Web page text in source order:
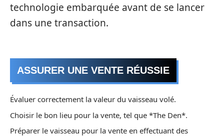
technologie embarquée avant de se lancer
dans une transaction.
ASSURER UNE VENTE RÉUSSIE
Évaluer correctement la valeur du vaisseau volé.
Choisir le bon lieu pour la vente, tel que *The Den*.
Préparer le vaisseau pour la vente en effectuant des